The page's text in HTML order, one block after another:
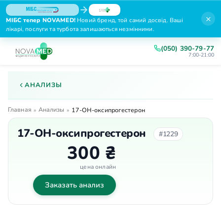
МІБС тепер NOVAMED!Новий бренд, той самий досвід. Ваші
лікарі, послуги та турбота залишаються незмінними.
×
(050) 390-79-77
7:00-21:00
АНАЛИЗЫ
Главная » Анализы » 17-ОН-оксипрогестерон
17-ОН-оксипрогестерон #1229
300 ₴
цена онлайн
Заказать анализ